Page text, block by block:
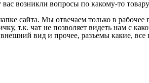
возникли вопросы по какому-то
сайта. Мы отвечаем только в
т.к. чат не позволяет видеть нам с
вид и прочее, разъемы какие,